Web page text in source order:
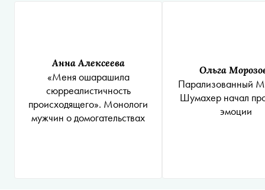
Анна Алексеева
«Меня ошарашила
сюрреалистичность
происходящего». Монологи
мужчин о домогательствах
Ольга
Парализованный
Шумахер начал
эмоции